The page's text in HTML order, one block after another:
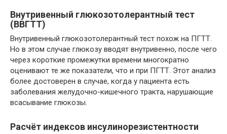
Внутривенный глюкозотолерантный тест
(ВВГТТ)
Внутривенный глюкозотолерантный тест похож на ПГТТ.
Но в этом случае глюкозу вводят внутривенно, после чего
через короткие промежутки времени многократно
оценивают те же показатели, что и при ПГТТ. Этот анализ
более достоверен в случае, когда у пациента есть
заболевания желудочно-кишечного тракта, нарушающие
всасывание глюкозы.
Расчёт индексов инсулинорезистентности